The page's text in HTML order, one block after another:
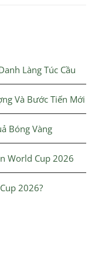
Làng Túc Cầu
Và Bước Tiến Mới
Bóng Vàng
World Cup 2026
2026?